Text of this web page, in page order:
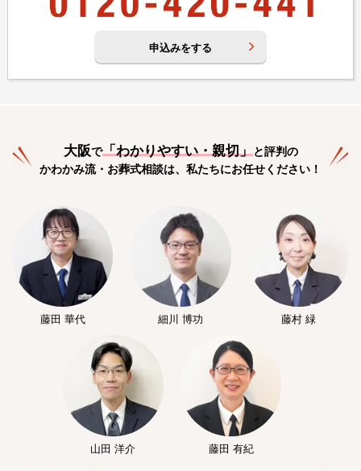
申込みをする
大阪で「わかりやすい・親切」と評判の
かわかみ流・お葬式相談は、私たちにお任せください！
藤田 華代 細川 博功 藤村 緑
山田 洋介 藤田 有紀